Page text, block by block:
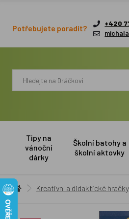
Potřebujete poradit?
+420
Tipy na
vánoční
dárky
Školní batohy a
školní aktovky
Kreativní a didaktické hračky